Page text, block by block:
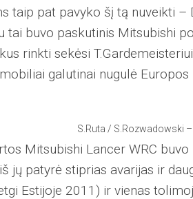
taip pat pavyko šį tą nuveikti –
tai buvo paskutinis Mitsubishi
rinkti sekėsi
galutinai nugulė
S.Ruta / S.Rozwadowski –
Mitsubishi Lancer WRC
jų patyrė stiprias avarijas ir
Estijoje 2011) ir vienas